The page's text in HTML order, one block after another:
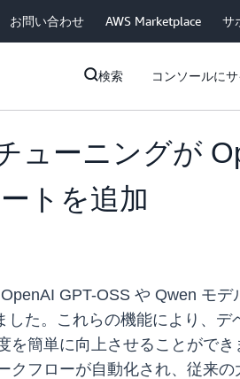
お問い合わせ AWS Marketplace サ
検索 コンソールに
ューニングが
トを追加
GPT-OSS や Qwen モデ
た。これらの機能により、デ
簡単に向上させることがで
フローが自動化され、従来